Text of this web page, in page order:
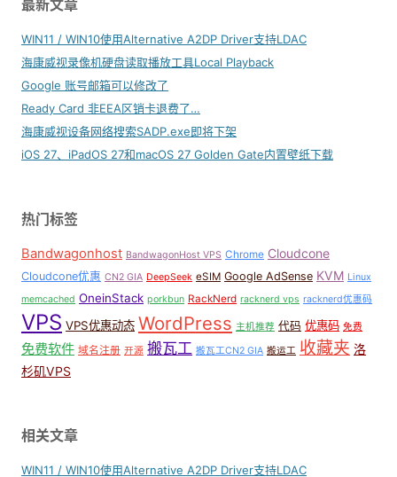
最新文章
WIN11 / WIN10使用Alternative A2DP Driver支持LDAC
海康威视录像机硬盘读取播放工具Local Playback
Google 账号邮箱可以修改了
Ready Card 非EEA区销卡退费了…
海康威视设备网络搜索SADP.exe即将下架
iOS 27、iPadOS 27和macOS 27 Golden Gate内置壁纸下载
热门标签
Bandwagonhost BandwagonHost VPS Chrome Cloudcone
Cloudcone优惠 CN2 GIA DeepSeek eSIM Google AdSense KVM Linux
memcached OneinStack porkbun RackNerd racknerd vps racknerd优惠码
VPS VPS优惠动态 WordPress 主机推荐 代码 优惠码 免费
免费软件 域名注册 开源 搬瓦工 搬瓦工CN2 GIA 搬运工 收藏夹 洛
杉矶VPS
相关文章
WIN11 / WIN10使用Alternative A2DP Driver支持LDAC